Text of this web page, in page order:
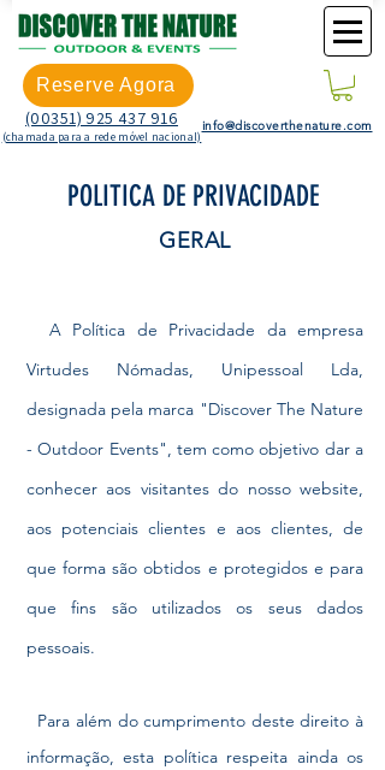
Reserve Agora
(00351) 925 437 916
(chamada para a rede móvel nacional)
info@discoverthenature.com
POLITICA DE PRIVACIDADE
GERAL
A Política de Privacidade da empresa
Virtudes Nómadas, Unipessoal Lda,
designada pela marca "Discover The Nature
- Outdoor Events", tem como objetivo dar a
conhecer aos visitantes do nosso website,
aos potenciais clientes e aos clientes, de
que forma são obtidos e protegidos e para
que fins são utilizados os seus dados
pessoais.
Para além do cumprimento deste direito à
informação, esta política respeita ainda os